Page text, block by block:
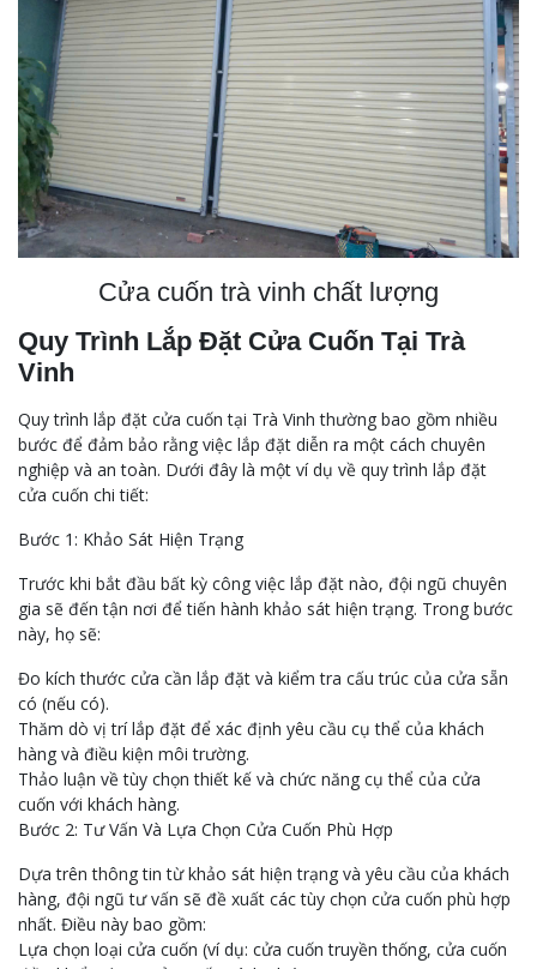
Cửa cuốn trà vinh chất lượng
Quy Trình Lắp Đặt Cửa Cuốn Tại Trà
Vinh
Quy trình lắp đặt cửa cuốn tại Trà Vinh thường bao gồm nhiều
bước để đảm bảo rằng việc lắp đặt diễn ra một cách chuyên
nghiệp và an toàn. Dưới đây là một ví dụ về quy trình lắp đặt
cửa cuốn chi tiết:
Bước 1: Khảo Sát Hiện Trạng
Trước khi bắt đầu bất kỳ công việc lắp đặt nào, đội ngũ chuyên
gia sẽ đến tận nơi để tiến hành khảo sát hiện trạng. Trong bước
này, họ sẽ:
Đo kích thước cửa cần lắp đặt và kiểm tra cấu trúc của cửa sẵn
có (nếu có).
Thăm dò vị trí lắp đặt để xác định yêu cầu cụ thể của khách
hàng và điều kiện môi trường.
Thảo luận về tùy chọn thiết kế và chức năng cụ thể của cửa
cuốn với khách hàng.
Bước 2: Tư Vấn Và Lựa Chọn Cửa Cuốn Phù Hợp
Dựa trên thông tin từ khảo sát hiện trạng và yêu cầu của khách
hàng, đội ngũ tư vấn sẽ đề xuất các tùy chọn cửa cuốn phù hợp
nhất. Điều này bao gồm:
Lựa chọn loại cửa cuốn (ví dụ: cửa cuốn truyền thống, cửa cuốn